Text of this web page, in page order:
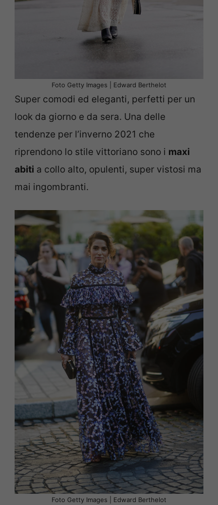
Foto Getty Images | Edward Berthelot
Super comodi ed eleganti, perfetti per un
look da giorno e da sera. Una delle
tendenze per l’inverno 2021 che
riprendono lo stile vittoriano sono i maxi
abiti a collo alto, opulenti, super vistosi ma
mai ingombranti.
Foto Getty Images | Edward Berthelot